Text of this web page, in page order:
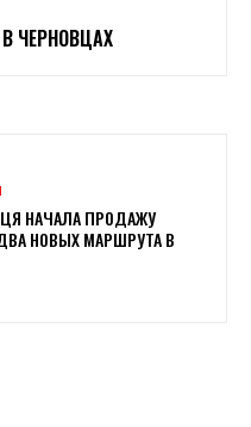
ЧЕРНОВЦАХ
НАЧАЛА ПРОДАЖУ
НОВЫХ МАРШРУТА В